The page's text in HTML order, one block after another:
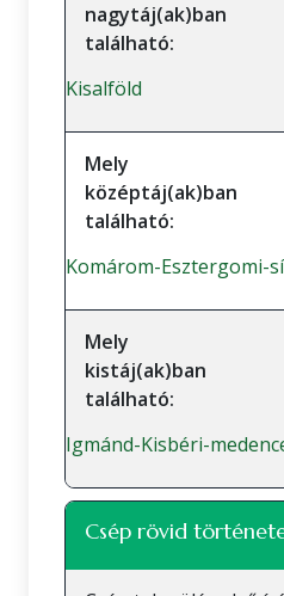
nagytáj(ak)ban
található:
Kisalföld
Mely
középtáj(ak)ban
található:
Komárom-Esztergomi-
Mely
kistáj(ak)ban
található:
Igmánd-Kisbéri-
Csép rövid